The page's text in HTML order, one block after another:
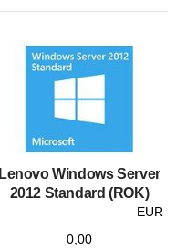
Lenovo Windows Server
2012 Standard (ROK)
EUR
0,00